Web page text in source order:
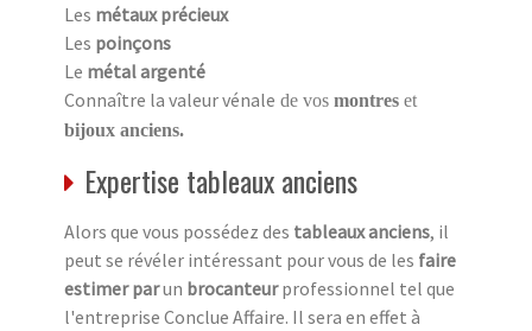
Les métaux précieux
Les poinçons
Le métal argenté
Connaître la valeur vénale de vos montres et
bijoux anciens.
Expertise tableaux anciens
Alors que vous possédez des tableaux anciens, il
peut se révéler intéressant pour vous de les faire
estimer parun brocanteurprofessionnel tel que
l'entreprise Conclue Affaire. Il sera en effet à